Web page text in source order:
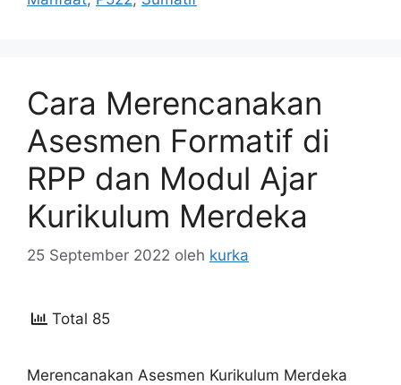
Cara Merencanakan
Asesmen Formatif di
RPP dan Modul Ajar
Kurikulum Merdeka
25 September 2022 oleh kurka
Total 85
Merencanakan Asesmen Kurikulum Merdeka